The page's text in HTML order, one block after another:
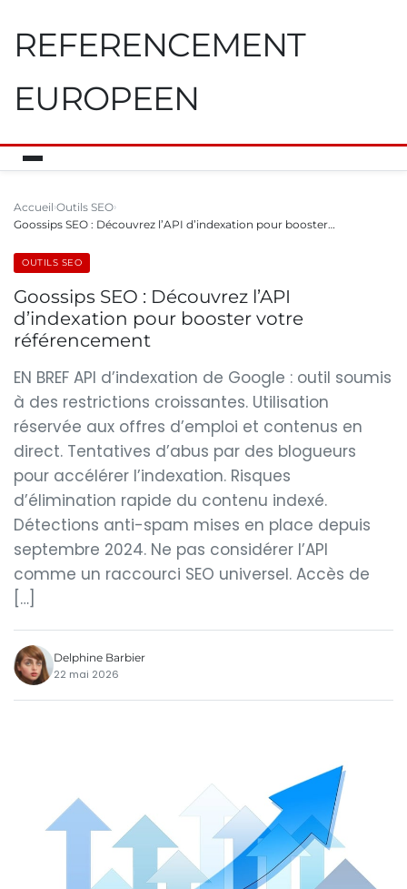
REFERENCEMENT
EUROPEEN
Accueil Outils SEO
Goossips SEO : Découvrez l’API d’indexation pour booster…
OUTILS SEO
Goossips SEO : Découvrez l’API
d’indexation pour booster votre
référencement
EN BREF API d’indexation de Google : outil soumis
à des restrictions croissantes. Utilisation
réservée aux offres d’emploi et contenus en
direct. Tentatives d’abus par des blogueurs
pour accélérer l’indexation. Risques
d’élimination rapide du contenu indexé.
Détections anti-spam mises en place depuis
septembre 2024. Ne pas considérer l’API
comme un raccourci SEO universel. Accès de
[…]
Delphine Barbier
22 mai 2026